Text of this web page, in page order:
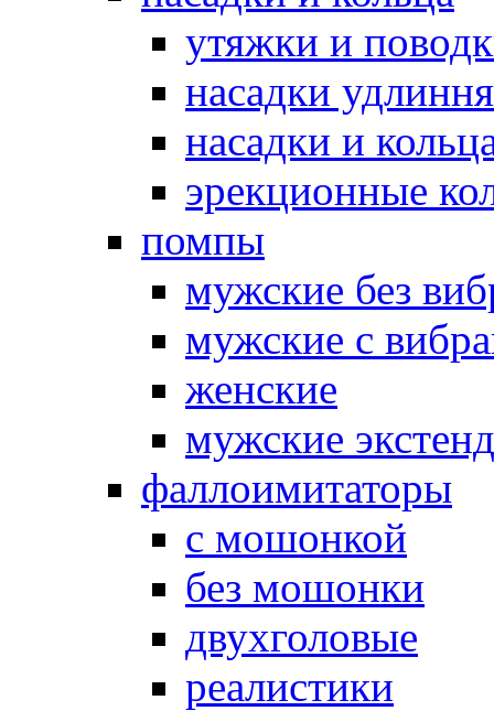
утяжки и
насадки
насадки и
эрекционные
помпы
мужские без
мужские с
женские
мужские
фаллоимитаторы
с мошонкой
без мошонки
двухголовые
реалистики